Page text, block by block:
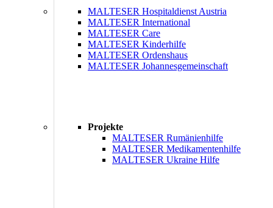
MALTESER Hospitaldienst Austria
MALTESER International
MALTESER Care
MALTESER Kinderhilfe
MALTESER Ordenshaus
MALTESER Johannesgemeinschaft
Projekte
MALTESER Rumänienhilfe
MALTESER Medikamentenhilfe
MALTESER Ukraine Hilfe